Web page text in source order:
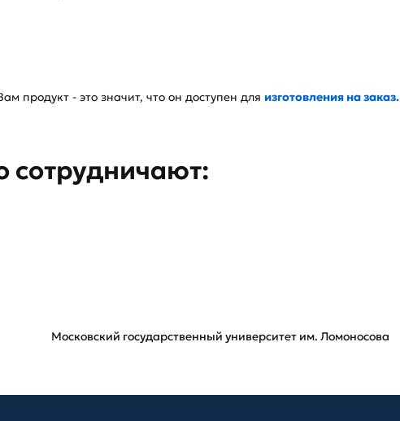
продукт - это значит, что он доступен для изготовления на заказ.
сотрудничают:
Московский государственный университет им. Ломоносова